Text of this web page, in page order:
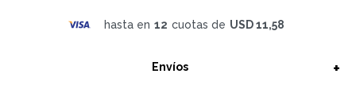
hasta en 12 cuotas de USD 11,58
Envíos